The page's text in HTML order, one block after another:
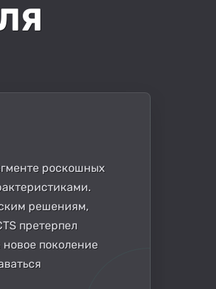
роскошных
решениям,
претерпел
поколение